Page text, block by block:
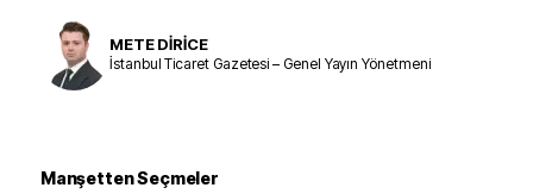
METE DİRİCE
İstanbul Ticaret Gazetesi – Genel Yayın Yönetmeni
Manşetten Seçmeler